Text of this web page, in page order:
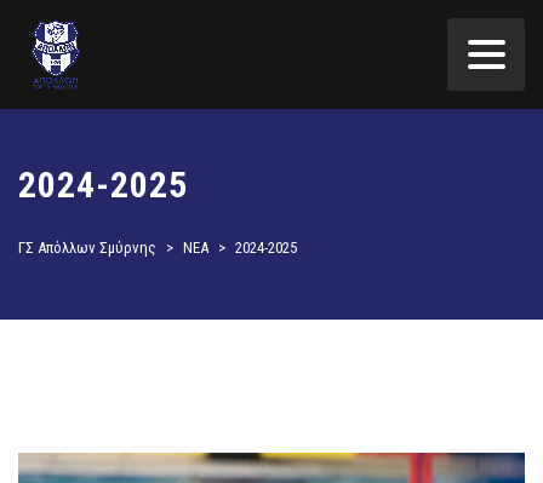
2024-2025
ΓΣ Απόλλων Σμύρνης > ΝΕΑ > 2024-2025